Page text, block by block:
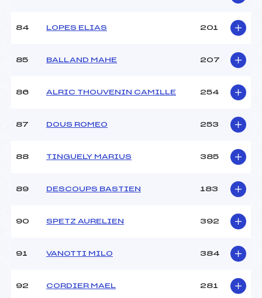
84 LOPES ELIAS 201
85 BALLAND MAHE 207
86 ALRIC THOUVENIN CAMILLE 254
87 DOUS ROMEO 253
88 TINGUELY MARIUS 385
89 DESCOUPS BASTIEN 183
90 SPETZ AURELIEN 392
91 VANOTTI MILO 384
92 CORDIER MAEL 281